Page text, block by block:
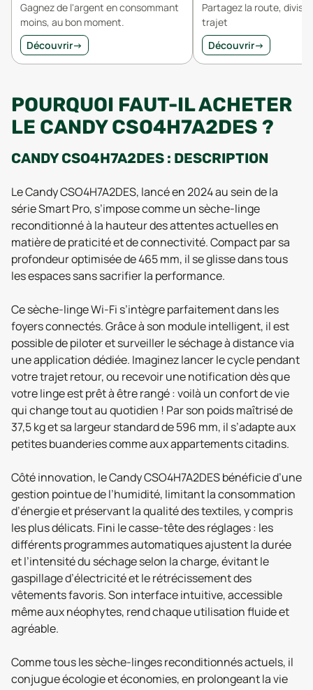
Gagnez de l'argent en consommant
moins, au bon moment.
Découvrir→
Partagez la route,
trajet
Découvrir→
POURQUOI FAUT-IL ACHETER
LE CANDY CSO4H7A2DES ?
CANDY CSO4H7A2DES : DESCRIPTION
Le Candy CSO4H7A2DES, lancé en 2024 au sein de la
série Smart Pro, s’impose comme un sèche-linge
reconditionné à la hauteur des attentes actuelles en
matière de praticité et de connectivité. Compact par sa
profondeur optimisée de 465 mm, il se glisse dans tous
les espaces sans sacrifier la performance.
Ce sèche-linge Wi-Fi s’intègre parfaitement dans les
foyers connectés. Grâce à son module intelligent, il est
possible de piloter et surveiller le séchage à distance via
une application dédiée. Imaginez lancer le cycle pendant
votre trajet retour, ou recevoir une notification dès que
votre linge est prêt à être rangé : voilà un confort de vie
qui change tout au quotidien ! Par son poids maîtrisé de
37,5 kg et sa largeur standard de 596 mm, il s’adapte aux
petites buanderies comme aux appartements citadins.
Côté innovation, le Candy CSO4H7A2DES bénéficie d’une
gestion pointue de l’humidité, limitant la consommation
d’énergie et préservant la qualité des textiles, y compris
les plus délicats. Fini le casse-tête des réglages : les
différents programmes automatiques ajustent la durée
et l’intensité du séchage selon la charge, évitant le
gaspillage d’électricité et le rétrécissement des
vêtements favoris. Son interface intuitive, accessible
même aux néophytes, rend chaque utilisation fluide et
agréable.
Comme tous les sèche-linges reconditionnés actuels, il
conjugue écologie et économies, en prolongeant la vie